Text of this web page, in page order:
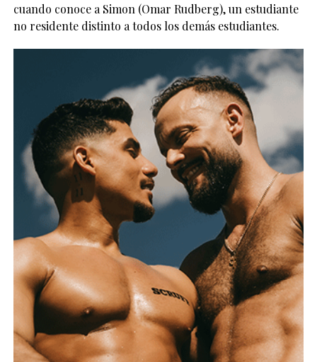
cuando conoce a Simon (Omar Rudberg), un estudiante
no residente distinto a todos los demás estudiantes.